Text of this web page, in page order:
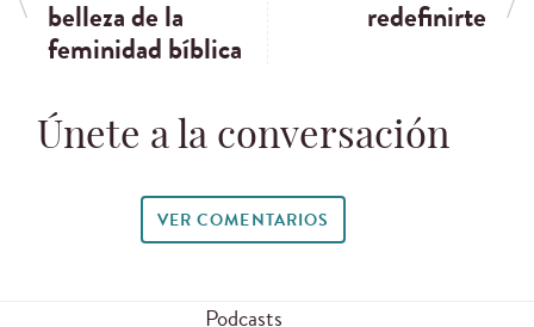
belleza de la
feminidad bíblica
redefinirte
Únete a la conversación
VER COMENTARIOS
Podcasts